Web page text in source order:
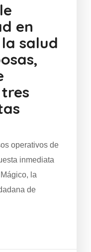
en
salud
operativos de
inmediata
la
de